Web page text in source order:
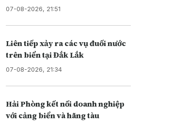
07-08-2026, 21:51
Liên tiếp xảy ra các vụ đuối nước
trên biển tại Đắk Lắk
07-08-2026, 21:34
Hải Phòng kết nối doanh nghiệp
với cảng biển và hãng tàu